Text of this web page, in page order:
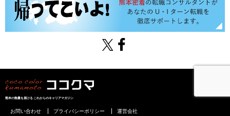
熊本の熱量を届けるこれからのキャリアマガジン
お問い合わせ プライバシーポリシー 運営会社